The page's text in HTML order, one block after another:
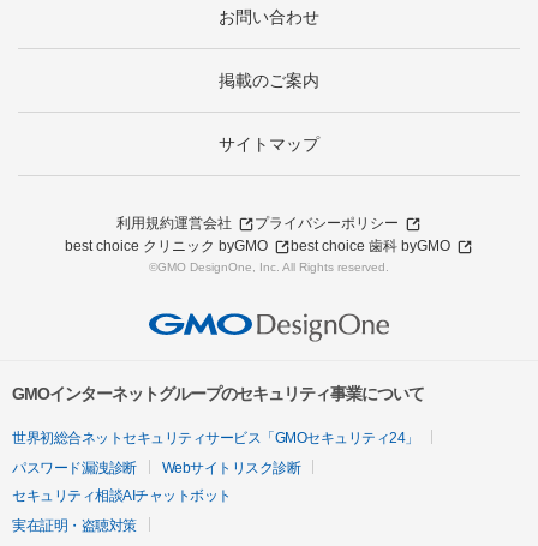
お問い合わせ
掲載のご案内
サイトマップ
利用規約運営会社
プライバシーポリシー
best choice クリニック byGMO
best choice 歯科 byGMO
©GMO DesignOne, Inc. All Rights reserved.
GMOインターネットグループのセキュリティ事業について
世界初総合ネットセキュリティサービス「GMOセキュリティ24」
パスワード漏洩診断
Webサイトリスク診断
セキュリティ相談AIチャットボット
実在証明・盗聴対策